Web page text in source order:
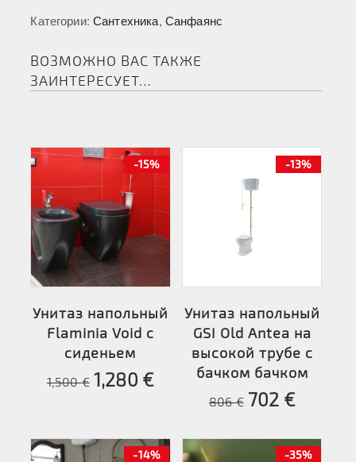
Категории:Сантехника, Санфаянс
ВОЗМОЖНО ВАС ТАКЖЕ
ЗАИНТЕРЕСУЕТ…
-15%
Унитаз напольный
Flaminia Void с
сиденьем
1,500€ 1,280 €
-13%
Унитаз напольный
GSI Old Antea на
высокой трубе с
бачком бачком
806€ 702 €
-14% -35%